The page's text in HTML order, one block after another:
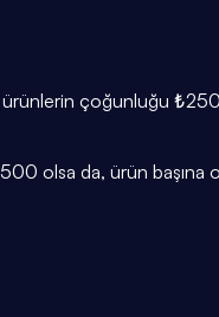
ürünlerin çoğunluğu
olsa da, ürün başına